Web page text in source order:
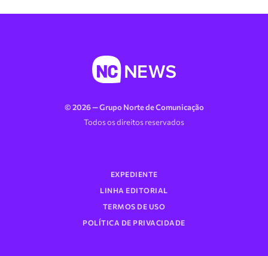
© 2026 — Grupo Norte de Comunicação
Todos os direitos reservados
EXPEDIENTE
LINHA EDITORIAL
TERMOS DE USO
POLÍTICA DE PRIVACIDADE